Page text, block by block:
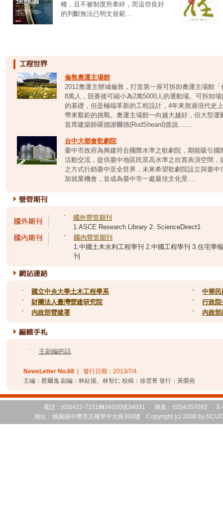
權，且不被制度所牽絆，而這些良好
的判斷無法已明文規範...
倫敦奧運主場館
2012奧運主辦城倫敦，打造第一座可拆卸奧運主場館
8萬人，競賽後可縮小為2萬5000人的運動場。可拆卸
的基礎，但是極端革新的工程設計，4年來熬過現代史
帶來艱鉅的挑戰。奧運主場館一向越大越好，但大型
首席建築師羅德謝爾德(RodSheard)曾說.......
台中大都會歌劇院
臺中市政府為興建符合國際水準之歌劇院，期能吸引
活動交流，提供臺中地區民眾高水準之欣賞表演空間
之方式行銷臺中至全世界，未來希望歌劇院設立與臺
加就業機會，並成為臺中市一處最佳文化景....
˙
國外營管期刊
1.ASCE Research Library 2. ScienceDirect1
˙
國內營管期刊
1.中國土木水利工程學刊 2.中國工程學刊 3.住宅學
刊
˙ 國立中央大學土木工程學系 ˙
中華民
˙
財團法人臺灣營建研究院 ˙
行政院
˙
內政部營建署 ˙ 內政
˙ 主副編的話
NewsLetter No.88 | 發行日期： 2013/7/4
主編：蔡爾逸 副編：林鉦揚、林智仁 校稿：徐雲菁 發行：黃榮堯
電話：(03)422-7151轉34030或34031 傳真：(03)4257092 E-
地址：桃園縣中壢市五權里中大路300號 Copyright (c) 2008 by